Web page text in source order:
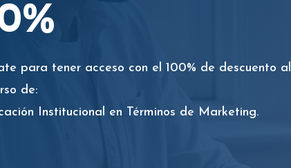
para tener acceso con el 100% de descuento al
de:
Institucional en Términos de Marketing.